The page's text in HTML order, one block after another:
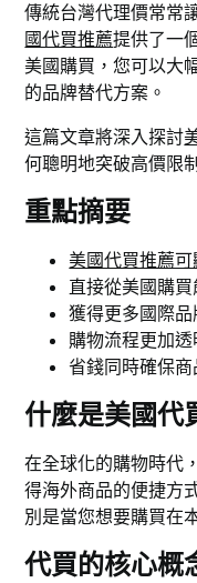
傳統台灣代理價常常
國代買推薦提供了一
美國購買，您可以大
的品牌替代方案。
這篇文章將深入探討
何聰明地突破高價限
重點摘要
美國代買推薦
直接從美國購
獲得更多國際
購物流程更加
省錢同時確保
什麼是美國代
在全球化的購物時代
得海外商品的便捷方
別是當您想要購買在
代買的核心概